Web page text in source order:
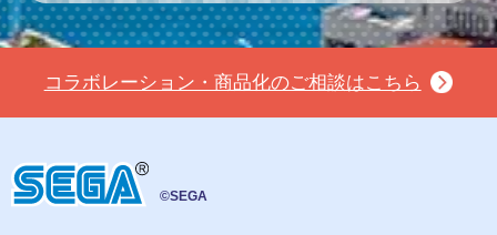
コラボレーション・商品化のご相談はこちら
©SEGA